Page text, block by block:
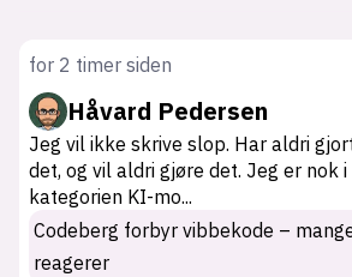
for 2 timer siden
Håvard Pedersen
Jeg vil ikke skrive slop. Har aldri
det, og vil aldri gjøre det. Jeg er nok i
kategorien KI-mo...
Codeberg forbyr vibbekode –
reagerer